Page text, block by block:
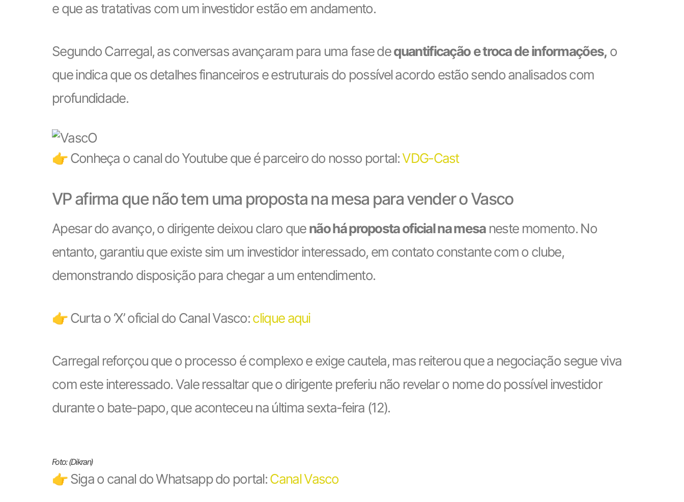
e que as tratativas com um investidor estão em andamento.
Segundo Carregal, as conversas avançaram para uma fase dequantificação e troca de informações, o
que indica que os detalhes financeiros e estruturais do possível acordo estão sendo analisados com
profundidade.
👉 Conheça o canal do Youtube que é parceiro do nosso portal:VDG-Cast
VP afirma que não tem uma proposta na mesa para vender o Vasco
Apesar do avanço, o dirigente deixou claro quenão há proposta oficial na mesaneste momento. No
entanto, garantiu que existe sim um investidor interessado, em contato constante com o clube,
demonstrando disposição para chegar a um entendimento.
👉 Curta o ‘X’ oficial do Canal Vasco:clique aqui
Carregal reforçou que o processo é complexo e exige cautela, mas reiterou que a negociação segue viva
com este interessado. Vale ressaltar que o dirigente preferiu não revelar o nome do possível investidor
durante o bate-papo, que aconteceu na última sexta-feira (12).
Foto: (Dikran)
👉 Siga o canal do Whatsapp do portal:Canal Vasco